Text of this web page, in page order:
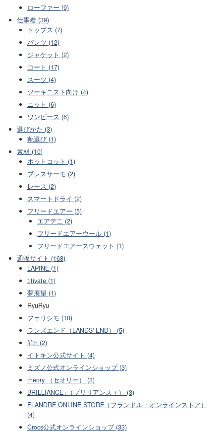
ローファー (9)
仕事着 (39)
トップス (7)
パンツ (12)
ジャケット (2)
コート (17)
スーツ (4)
ツーキニスト向け (4)
ニット (6)
ワンピース (6)
選びかた (3)
靴選び (1)
素材 (10)
ホットコット (1)
ブレスサーモ (2)
レース (2)
スマートドライ (2)
フリードエアー (5)
エアデニ (2)
フリードエアーウール (1)
フリードエアースウェット (1)
通販サイト (168)
LAPINE (1)
titivate (1)
夢展望 (1)
RyuRyu
フェリシモ (10)
ランズエンド（LANDS' END） (5)
fifth (2)
イトキン公式サイト (4)
ミズノ公式オンラインショップ (3)
theory （セオリー） (3)
BRILLIANCE+（ブリリアンス＋） (3)
FLANDRE ONLINE STORE（フランドル・オンラインストア）
(4)
Crocs公式オンラインショップ (33)